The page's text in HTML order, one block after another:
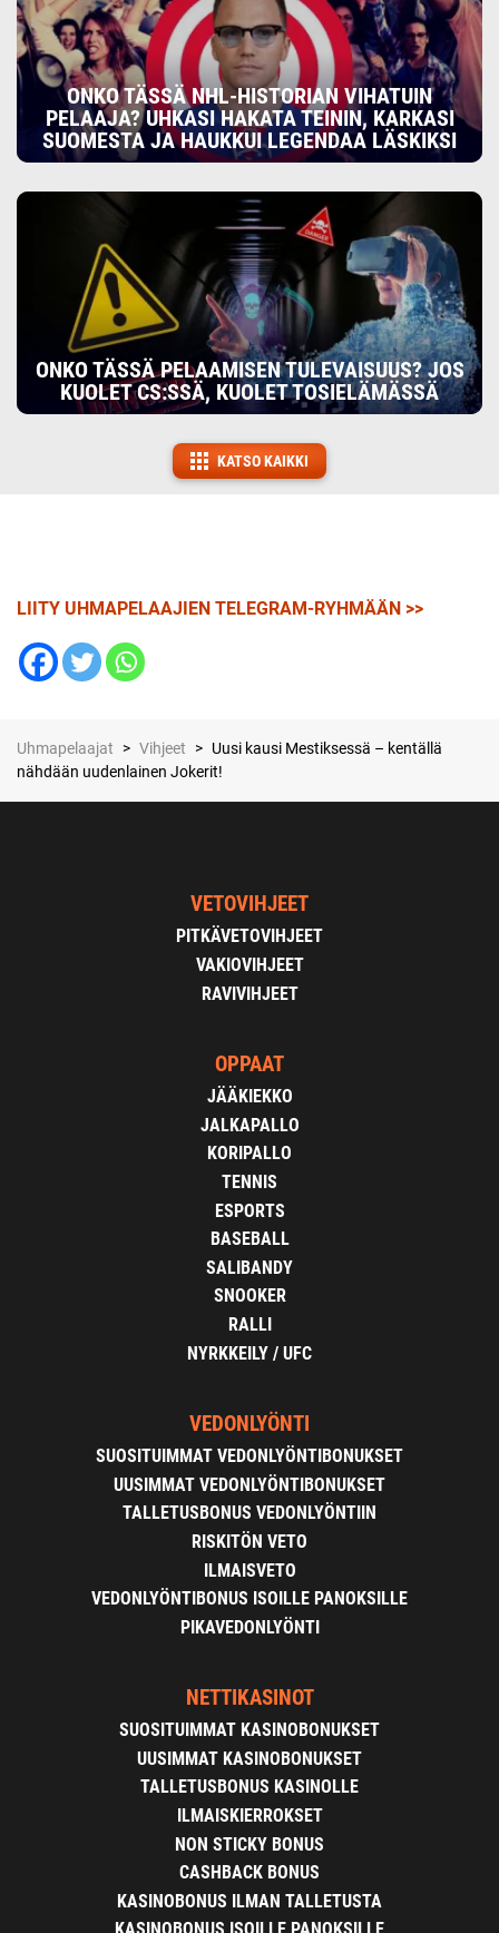
ONKO TÄSSÄ NHL-HISTORIAN VIHATUIN
PELAAJA? UHKASI HAKATA TEININ, KARKASI
SUOMESTA JA HAUKKUI LEGENDAA LÄSKIKSI
ONKO TÄSSÄ PELAAMISEN TULEVAISUUS? JOS
KUOLET CS:SSÄ, KUOLET TOSIELÄMÄSSÄ
KATSO KAIKKI
LIITY UHMAPELAAJIEN TELEGRAM-RYHMÄÄN >>
Uhmapelaajat > Vihjeet > Uusi kausi Mestiksessä – kentällä
nähdään uudenlainen Jokerit!
VETOVIHJEET
PITKÄVETOVIHJEET
VAKIOVIHJEET
RAVIVIHJEET
OPPAAT
JÄÄKIEKKO
JALKAPALLO
KORIPALLO
TENNIS
ESPORTS
BASEBALL
SALIBANDY
SNOOKER
RALLI
NYRKKEILY / UFC
VEDONLYÖNTI
SUOSITUIMMAT VEDONLYÖNTIBONUKSET
UUSIMMAT VEDONLYÖNTIBONUKSET
TALLETUSBONUS VEDONLYÖNTIIN
RISKITÖN VETO
ILMAISVETO
VEDONLYÖNTIBONUS ISOILLE PANOKSILLE
PIKAVEDONLYÖNTI
NETTIKASINOT
SUOSITUIMMAT KASINOBONUKSET
UUSIMMAT KASINOBONUKSET
TALLETUSBONUS KASINOLLE
ILMAISKIERROKSET
NON STICKY BONUS
CASHBACK BONUS
KASINOBONUS ILMAN TALLETUSTA